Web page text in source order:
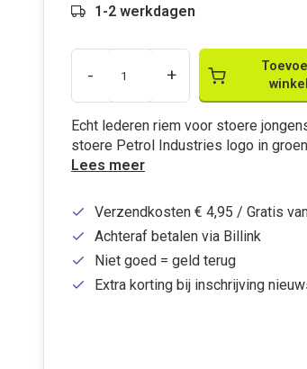
1-2 werkdagen
- +
Echt lederen riem voor stoere
stoere Petrol Industries logo in
Lees meer
Verzendkosten € 4,95 / Gratis
Achteraf betalen via Billink
Niet goed = geld terug
Extra korting bij inschrijving